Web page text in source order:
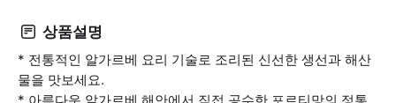
상품설명
* 전통적인 알가르베 요리 기술로 조리된 신선한 생선과 해산
물을 맛보세요.